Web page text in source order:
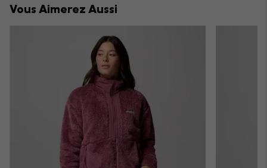
Vous Aimerez Aussi